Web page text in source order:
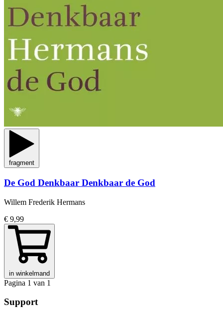
fragment
De God Denkbaar Denkbaar de God
Willem Frederik Hermans
€ 9,99
in winkelmand
Pagina 1 van 1
Support